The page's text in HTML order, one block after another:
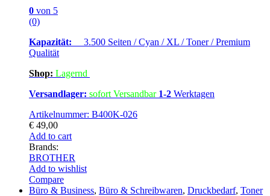
0 von 5
(0)
Kapazität: 3.500 Seiten / Cyan / XL / Toner / Premium
Qualität
Shop: Lagernd
Versandlager: sofort Versandbar 1-2 Werktagen
Artikelnummer: B400K-026
€ 49,00
Add to cart
Brands:
BROTHER
Add to wishlist
Compare
Büro & Business, Büro & Schreibwaren, Druckbedarf, Toner